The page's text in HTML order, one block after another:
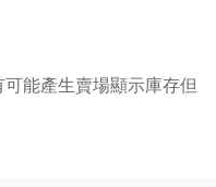
能產生賣場顯示庫存但